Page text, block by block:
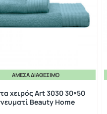
ΆΜΕΣΑ ΔΙΑΘΈΣΙΜΟ
χειρός Art 3030 30×50
Beauty Home